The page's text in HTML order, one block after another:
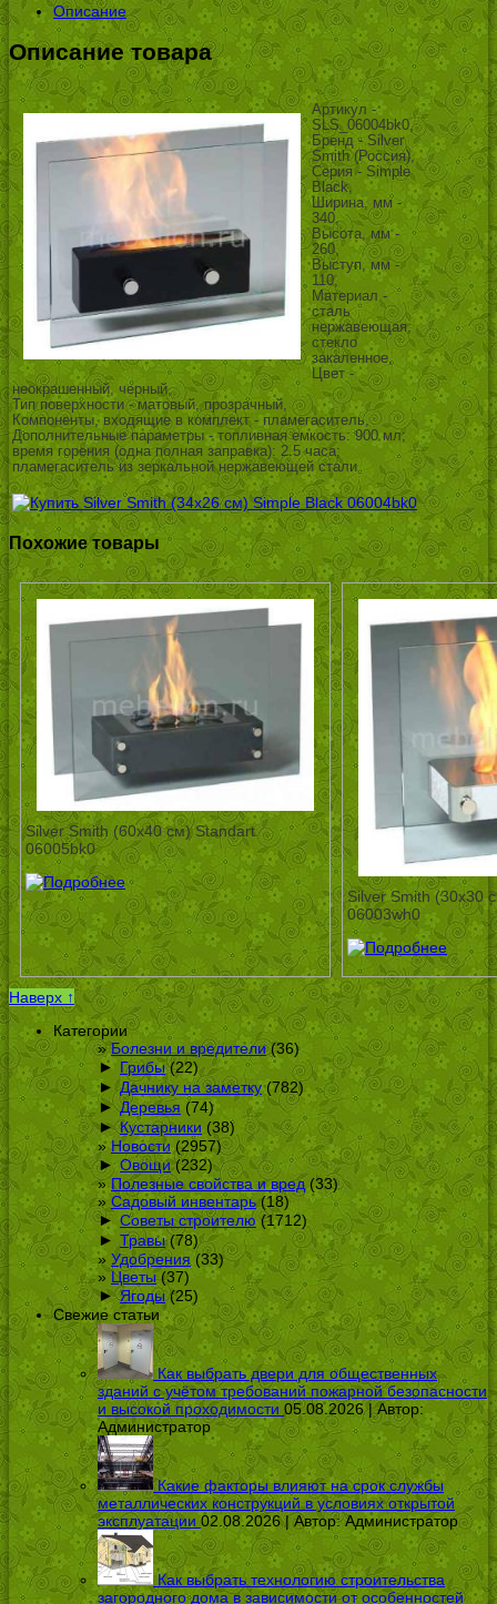
Описание
Описание товара
Артикул -
SLS_06004bk0,
Бренд - Silver
Smith (Россия),
Серия - Simple
Black,
Ширина, мм -
340,
Высота, мм -
260,
Выступ, мм -
110,
Материал -
сталь
нержавеющая,
стекло
закаленное,
Цвет -
неокрашенный, черный,
Тип поверхности - матовый, прозрачный,
Компоненты, входящие в комплект - пламегаситель,
Дополнительные параметры - топливная емкость: 900 мл;
время горения (одна полная заправка): 2.5 часа;
пламегаситель из зеркальной нержавеющей стали
Похожие товары
Silver Smith (60х40 см) Standart
06005bk0
Silver Smith (30х30
06003wh0
Наверх ↑
Категории
Болезни и вредители(36)
► Грибы(22)
► Дачнику на заметку(782)
► Деревья (74)
► Кустарники (38)
Новости(2957)
► Овощи(232)
Полезные свойства и вред(33)
Садовый инвентарь(18)
► Советы строителю(1712)
► Травы(78)
Удобрения(33)
Цветы(37)
► Ягоды(25)
Свежие статьи
Как выбрать двери для общественных
зданий с учётом требований пожарной безопасности
и высокой проходимости 05.08.2026 | Автор:
Администратор
Какие факторы влияют на срок службы
металлических конструкций в условиях открытой
эксплуатации 02.08.2026 | Автор:Администратор
Как выбрать технологию строительства
загородного дома в зависимости от особенностей